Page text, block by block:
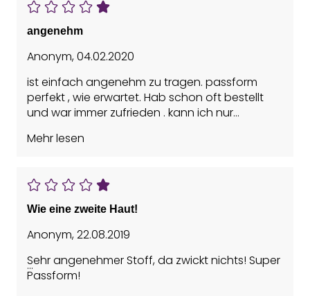
angenehm
Anonym,04.02.2020
ist einfach angenehm zu tragen. passform
perfekt , wie erwartet. Hab schon oft bestellt
und war immer zufrieden . kann ich nur
Mehr lesen
Wie eine zweite Haut!
Anonym,22.08.2019
Sehr angenehmer Stoff, da zwickt nichts! Super
Passform!